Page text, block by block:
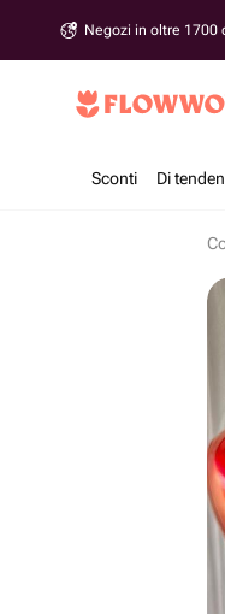
Negozi in oltre 1700
Sconti Di